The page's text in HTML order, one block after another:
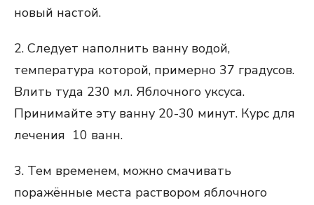
новый настой.
2. Следует наполнить ванну водой,
температура которой, примерно 37 градусов.
Влить туда 230 мл. Яблочного уксуса.
Принимайте эту ванну 20-30 минут. Курс для
лечения 10 ванн.
3. Тем временем, можно смачивать
поражённые места раствором яблочного